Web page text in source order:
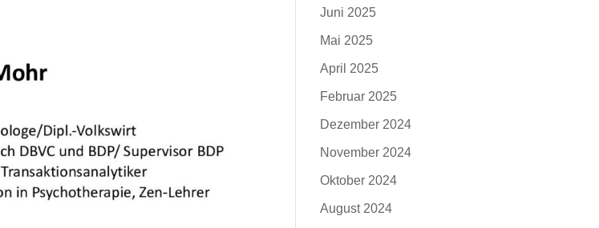
Juni 2025
Mai 2025
April 2025
Februar 2025
Dezember 2024
November 2024
Oktober 2024
August 2024